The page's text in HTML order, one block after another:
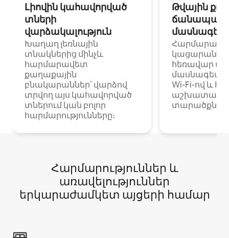
Լիովին կահավորված
տների
վարձակալություն
Խաղաղ լեռնային
տնակներից մինչև
հարմարավետ
քաղաքային
բնակարաններ՝ վարձով
տրվող այս կահավորված
տներում կան բոլոր
հարմարությունները։
Թվային
հեռավար
Wi-Fi-ով և
Հարմարություններ և
առավելություններ
երկարաժամկետ այցերի համար